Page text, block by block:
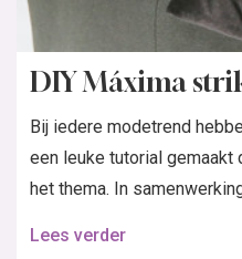
DIY Máxima
Bij iedere modetrend
een leuke tutorial
het thema. In
Lees verder